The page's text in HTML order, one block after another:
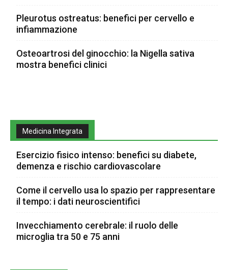
Pleurotus ostreatus: benefici per cervello e
infiammazione
Osteoartrosi del ginocchio: la Nigella sativa
mostra benefici clinici
Medicina Integrata
Esercizio fisico intenso: benefici su diabete,
demenza e rischio cardiovascolare
Come il cervello usa lo spazio per rappresentare
il tempo: i dati neuroscientifici
Invecchiamento cerebrale: il ruolo delle
microglia tra 50 e 75 anni